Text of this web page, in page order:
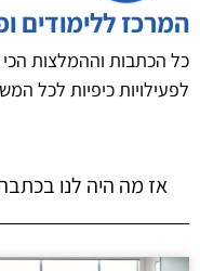
המרכז ללימודים
כל הכתבות וההמלצות הכי
לפעילויות כיפיות לכל
אז מה היה לנו